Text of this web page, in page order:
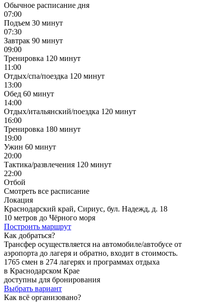
Обычное расписание дня
07:00
Подъем 30 минут
07:30
Завтрак 90 минут
09:00
Тренировка 120 минут
11:00
Отдых/спа/поездка 120 минут
13:00
Обед 60 минут
14:00
Отдых/итальянский/поездка 120 минут
16:00
Тренировка 180 минут
19:00
Ужин 60 минут
20:00
Тактика/развлечения 120 минут
22:00
Отбой
Смотреть все расписание
Локация
Краснодарский край, Сириус, бул. Надежд, д. 18
10 метров до Чёрного моря
Построить маршрут
Как добраться?
Трансфер осуществляется на автомобиле/автобусе от
аэропорта до лагеря и обратно, входит в стоимость.
1765 смен в 274 лагерях и программах отдыха
в Краснодарском Крае
доступны для бронирования
Выбрать вариант
Как всё организовано?